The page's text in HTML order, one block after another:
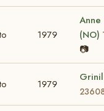
1979
Anne
(NO)
📷
1979